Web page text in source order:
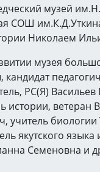
музей
СОШ
Николаем
музея
кандидат
РС(Я) Васильев
истории, ветеран
учитель
якутского языка
Семеновна и